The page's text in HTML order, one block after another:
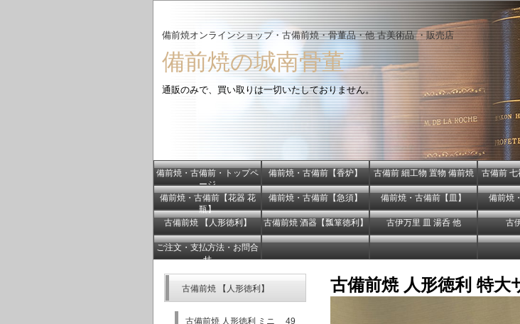
備前焼オンラインショップ・ 古備前焼・骨董品・他 古美術品 ・販売店
備前焼の城南骨董
通販のみで、買い取りは一切いたしておりません。
備前焼・古備前・トップペ
ージ
備前焼・古備前【香炉】 古備前 細工物 置物 備前焼
古備前 七
備前焼・古備前【花器 花
瓶】
備前焼・古備前【急須】 備前焼・古備前【皿】 備前焼
古備前焼 【人形徳利】 古備前焼 酒器【瓢箪徳利】 古伊万里 皿 湯呑 他 古
ご注文・支払方法・お問合
せ
古備前焼 人形徳利 特大
古備前焼 【人形徳利】
古備前焼 人形徳利 ミニ 49